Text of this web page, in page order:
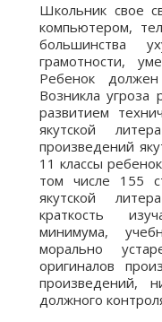
Школьник свое
компьютером,
большинства
грамотности,
Ребенок
Возникла угроза
развитием
якутской
произведений
11 классы
том числе 155
якутской
краткость
минимума,
морально
оригиналов
произведений,
должного